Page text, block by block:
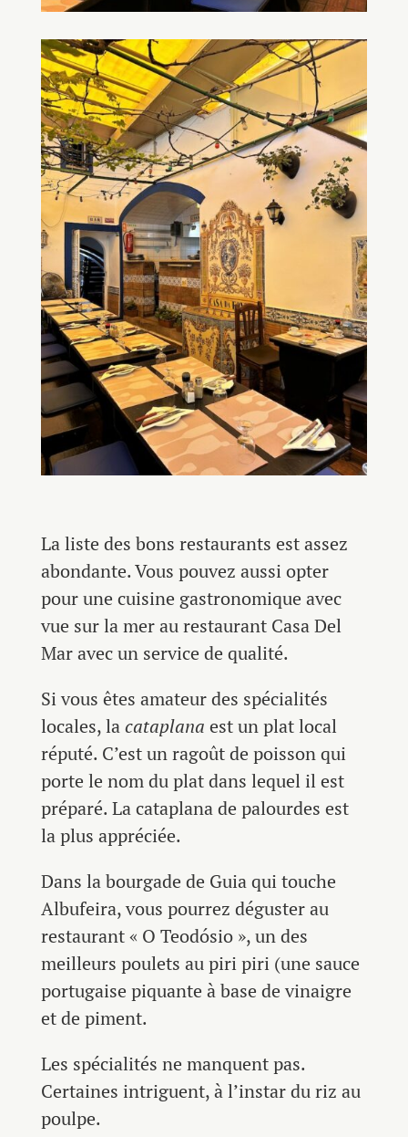
La liste des bons restaurants est assez
abondante. Vous pouvez aussi opter
pour une cuisine gastronomique avec
vue sur la mer au restaurant Casa Del
Mar avec un service de qualité.
Si vous êtes amateur des spécialités
locales, lacataplana est un plat local
réputé. C’est un ragoût de poisson qui
porte le nom du plat dans lequel il est
préparé. La cataplana de palourdes est
la plus appréciée.
Dans la bourgade de Guia qui touche
Albufeira, vous pourrez déguster au
restaurant « O Teodósio », un des
meilleurs poulets au piri piri (une sauce
portugaise piquante à base de vinaigre
et de piment.
Les spécialités ne manquent pas.
Certaines intriguent, à l’instar du riz au
poulpe.